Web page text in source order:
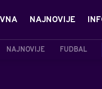
NAJNOVIJE
NAJNOVIJE FUDBAL